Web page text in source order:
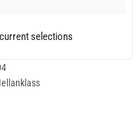
selections